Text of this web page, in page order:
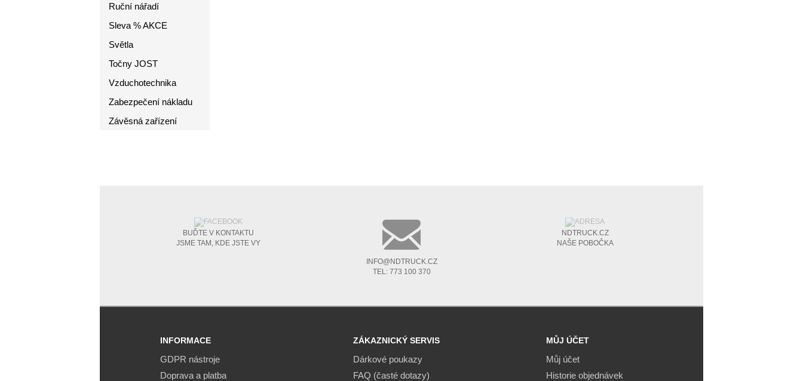
Ruční nářadí
Sleva % AKCE
Světla
Točny JOST
Vzduchotechnika
Zabezpečení nákladu
Závěsná zařízení
BUĎTE V KONTAKTU
JSME TAM, KDE JSTE VY
INFO@NDTRUCK.CZ
TEL: 773 100 370
NDTRUCK.CZ
NAŠE POBOČKA
INFORMACE
GDPR nástroje
Doprava a platba
ZÁKAZNICKÝ SERVIS
Dárkové poukazy
FAQ (časté dotazy)
MŮJ ÚČET
Můj účet
Historie objednávek